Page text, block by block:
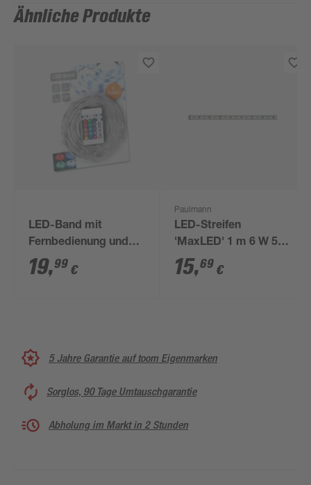
Ähnliche Produkte
LED-Band mit
Fernbedienung und
Farbwechsler 5 m
19,99 €
Paulmann
LED-Streifen
'MaxLED' 1 m 6 W 550
lm warmweiß, silber
15,69 €
5 Jahre Garantie auf toom Eigenmarken
Sorglos, 90 Tage Umtauschgarantie
Abholung im Markt in 2 Stunden